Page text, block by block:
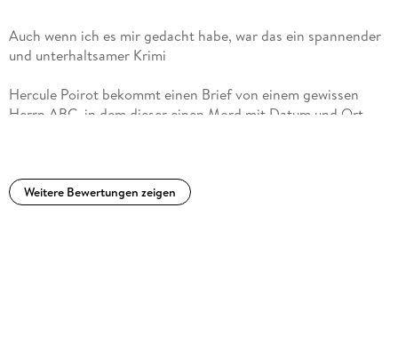
Auch wenn ich es mir gedacht habe, war das ein spannender
und unterhaltsamer Krimi
Hercule Poirot bekommt einen Brief von einem gewissen
Herrn ABC, in dem dieser einen Mord mit Datum und Ort
durch das Alphabet arbeitet. Als selbst nach dem dritten
Mord noch keine Hinweise zu finden sind, gibt Poirot nicht
Weitere Bewertungen zeigen